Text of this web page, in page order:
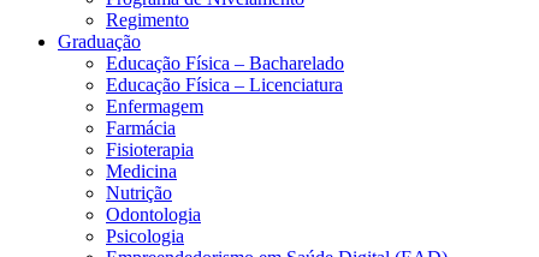
Regimento
Graduação
Educação Física – Bacharelado
Educação Física – Licenciatura
Enfermagem
Farmácia
Fisioterapia
Medicina
Nutrição
Odontologia
Psicologia